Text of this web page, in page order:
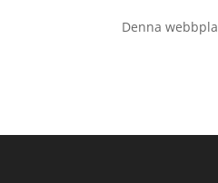
Denna